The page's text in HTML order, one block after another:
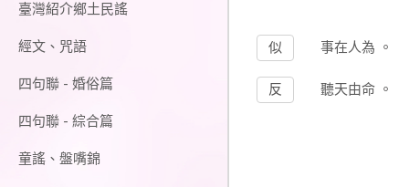
臺灣紹介鄉土民謠
經文、咒語
四句聯 - 婚俗篇
四句聯 - 綜合篇
童謠、盤嘴錦
事在人為 。
似
聽天由命 。
反